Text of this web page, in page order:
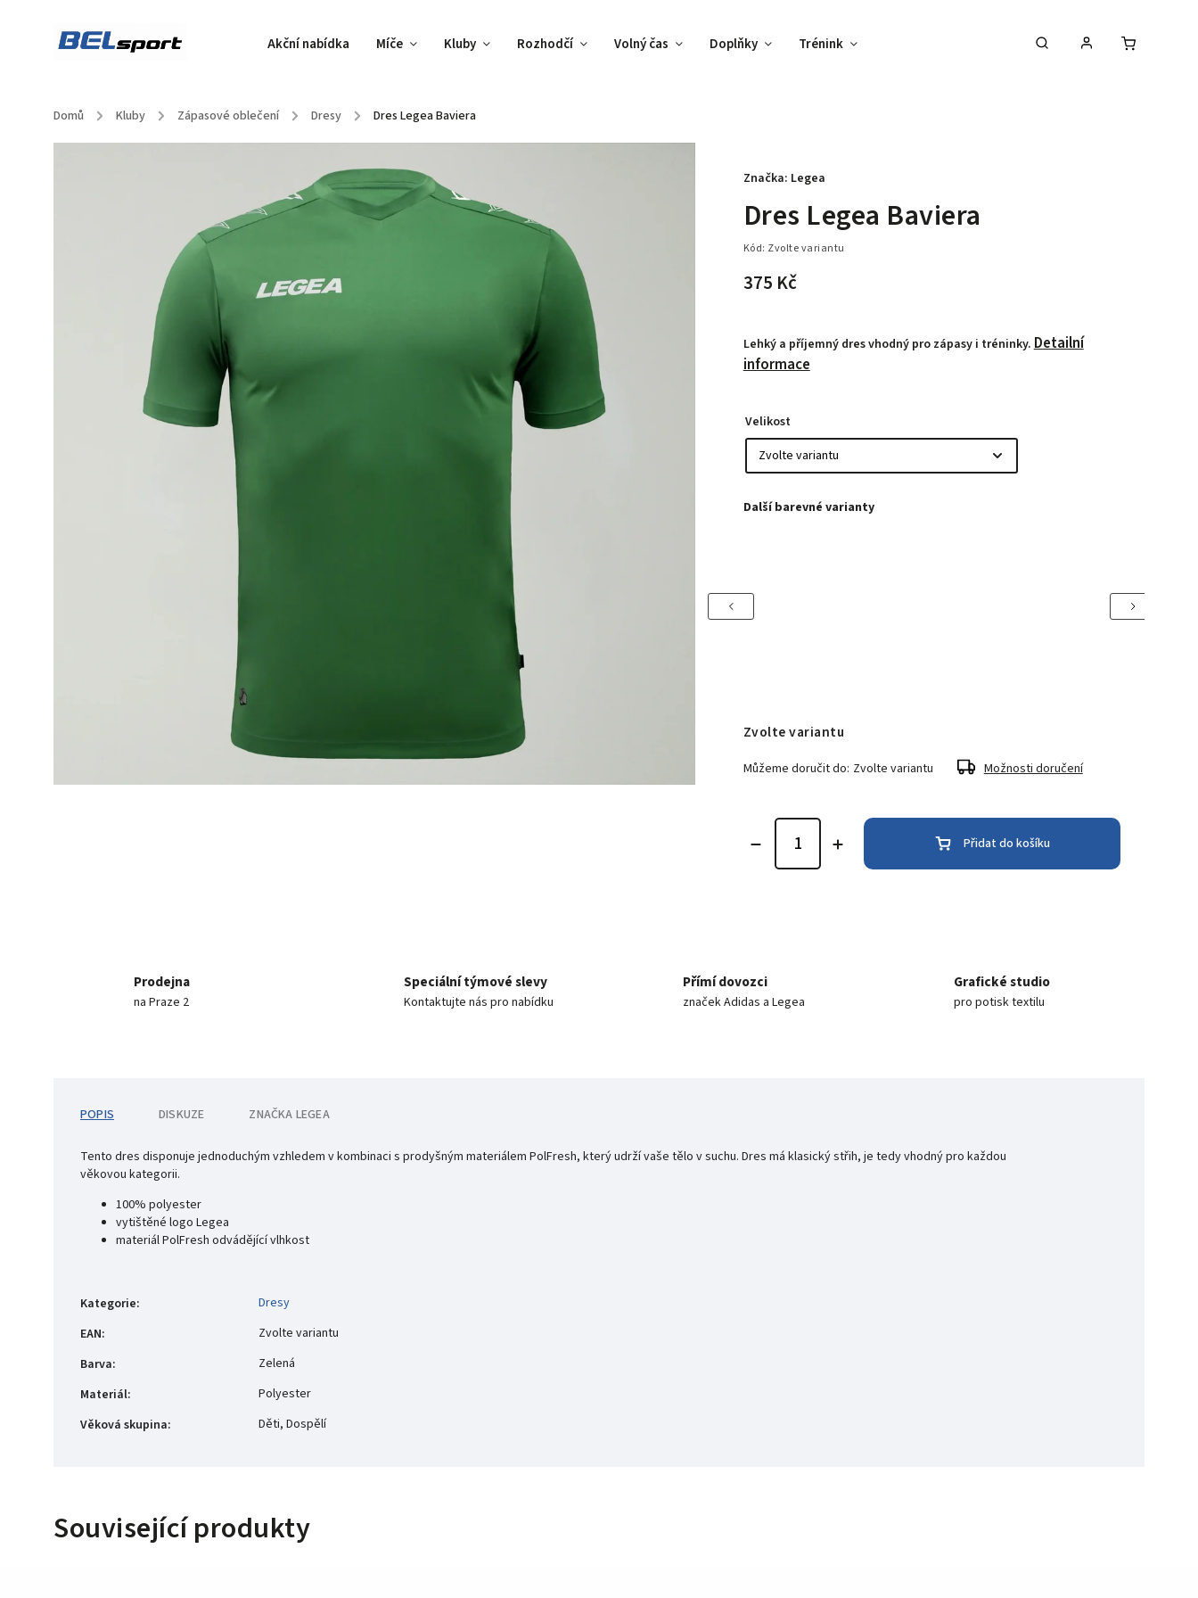
Akční nabídka Míče Kluby Rozhodčí Volný čas Doplňky Trénink Vybav svůj tým !
Domů / Kluby / Zápasové oblečení / Dresy / Dres Legea Baviera
Dres Legea Baviera
Kód: Zvolte variantu
375 Kč
Lehký a příjemný dres vhodný pro zápasy i tréninky.Detailní
informace
Značka: Legea
Velikost
Previous Next
Zvolte variantu
Můžeme doručit do: Zvolte variantu Možnosti doručení
Přidat do košíku
Prodejna
na Praze 2
Speciální týmové slevy
Kontaktujte nás pro nabídku
Přímí dovozci
značek Adidas a Legea
Grafické studio
pro potisk textilu
POPIS DISKUZE ZNAČKA LEGEA
Tento dres disponuje jednoduchým vzhledem v kombinaci s prodyšným materiálem PolFresh, který udrží vaše tělo v suchu. Dres má klasický střih, je tedy vhodný pro každou
věkovou kategorii.
100% polyester
vytištěné logo Legea
materiál PolFresh odvádějící vlhkost
Kategorie:
Dresy
EAN:
Zvolte variantu
Barva:
Zelená
Materiál:
Polyester
Věková skupina: Děti, Dospělí
Související produkty